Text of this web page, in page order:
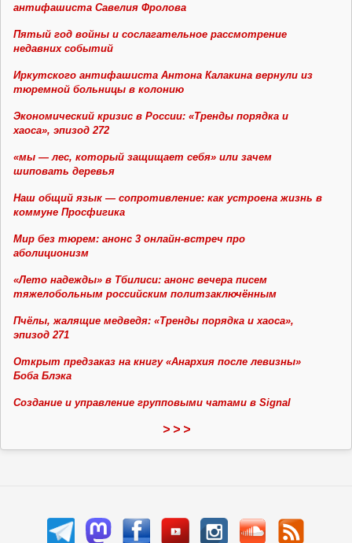
антифашиста Савелия Фролова
Пятый год войны и сослагательное рассмотрение
недавних событий
Иркутского антифашиста Антона Калакина вернули из
тюремной больницы в колонию
Экономический кризис в России: «Тренды порядка и
хаоса», эпизод 272
«мы — лес, который защищает себя» или зачем
шиповать деревья
Наш общий язык — сопротивление: как устроена жизнь в
коммуне Просфигика
Мир без тюрем: анонс 3 онлайн-встреч про
аболиционизм
«Лето надежды» в Тбилиси: анонс вечера писем
тяжелобольным российским политзаключённым
Пчёлы, жалящие медведя: «Тренды порядка и хаоса»,
эпизод 271
Открыт предзаказ на книгу «Анархия после левизны»
Боба Блэка
Создание и управление групповыми чатами в Signal
> > >